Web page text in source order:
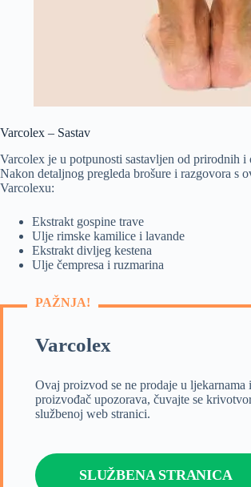
Varcolex – Sastav
Varcolex je u potpunosti sastavljen od prirodnih
Nakon detaljnog pregleda brošure i razgovora s
Varcolexu:
Ekstrakt gospine trave
Ulje rimske kamilice i lavande
Ekstrakt divljeg kestena
Ulje čempresa i ruzmarina
PAŽNJA!
Varcolex
Ovaj proizvod se ne prodaje u
proizvođač upozorava, čuvajte se
službenoj web stranici.
SLUŽBENA STRANICA